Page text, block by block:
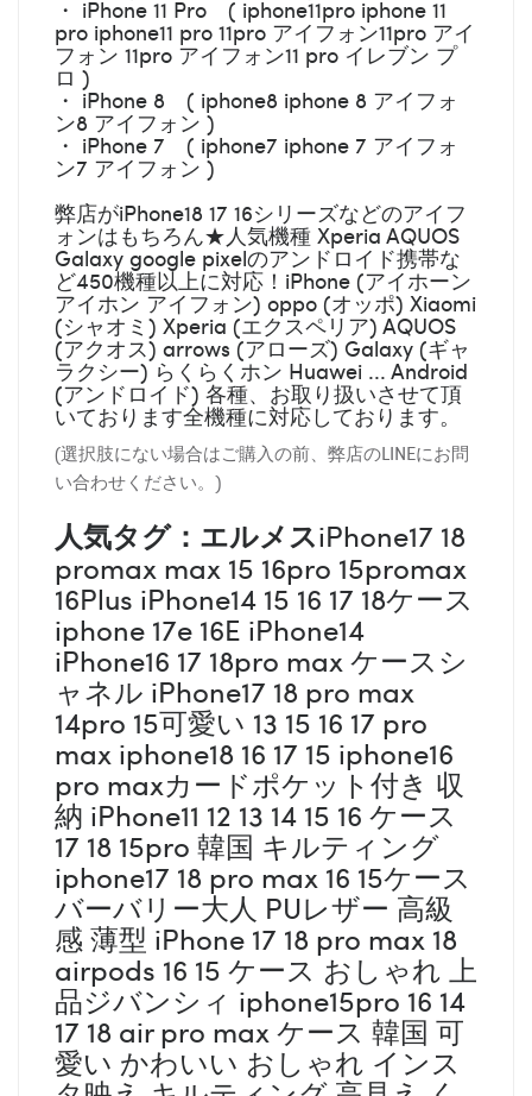
・ iPhone 11 Pro ( iphone11pro iphone 11
pro iphone11 pro 11pro アイフォン11pro アイ
フォン 11pro アイフォン11 pro イレブン プ
ロ )
・ iPhone 8 ( iphone8 iphone 8 アイフォ
ン8 アイフォン )
・ iPhone 7 ( iphone7 iphone 7 アイフォ
ン7 アイフォン )
弊店がiPhone18 17 16シリーズなどのアイフ
ォンはもちろん★人気機種 Xperia AQUOS
Galaxy google pixelのアンドロイド携帯な
ど450機種以上に対応！iPhone (アイホーン
アイホン アイフォン) oppo (オッポ) Xiaomi
(シャオミ) Xperia (エクスペリア) AQUOS
(アクオス) arrows (アローズ) Galaxy (ギャ
ラクシー) らくらくホン Huawei ... Android
(アンドロイド) 各種、お取り扱いさせて頂
いております全機種に対応しております。
(選択肢にない場合はご購入の前、弊店のLINEにお問
い合わせください。)
人気タグ：エルメスiPhone17 18
promax max 15 16pro 15promax
16Plus iPhone14 15 16 17 18ケース
iphone 17e 16E iPhone14
iPhone16 17 18pro max ケースシ
ャネル iPhone17 18 pro max
14pro 15可愛い 13 15 16 17 pro
max iphone18 16 17 15 iphone16
pro maxカードポケット付き 収
納 iPhone11 12 13 14 15 16 ケース
17 18 15pro 韓国 キルティング
iphone17 18 pro max 16 15ケース
バーバリー大人 PUレザー 高級
感 薄型 iPhone 17 18 pro max 18
airpods 16 15 ケース おしゃれ 上
品ジバンシィ iphone15pro 16 14
17 18 air pro max ケース 韓国 可
愛い かわいい おしゃれ インス